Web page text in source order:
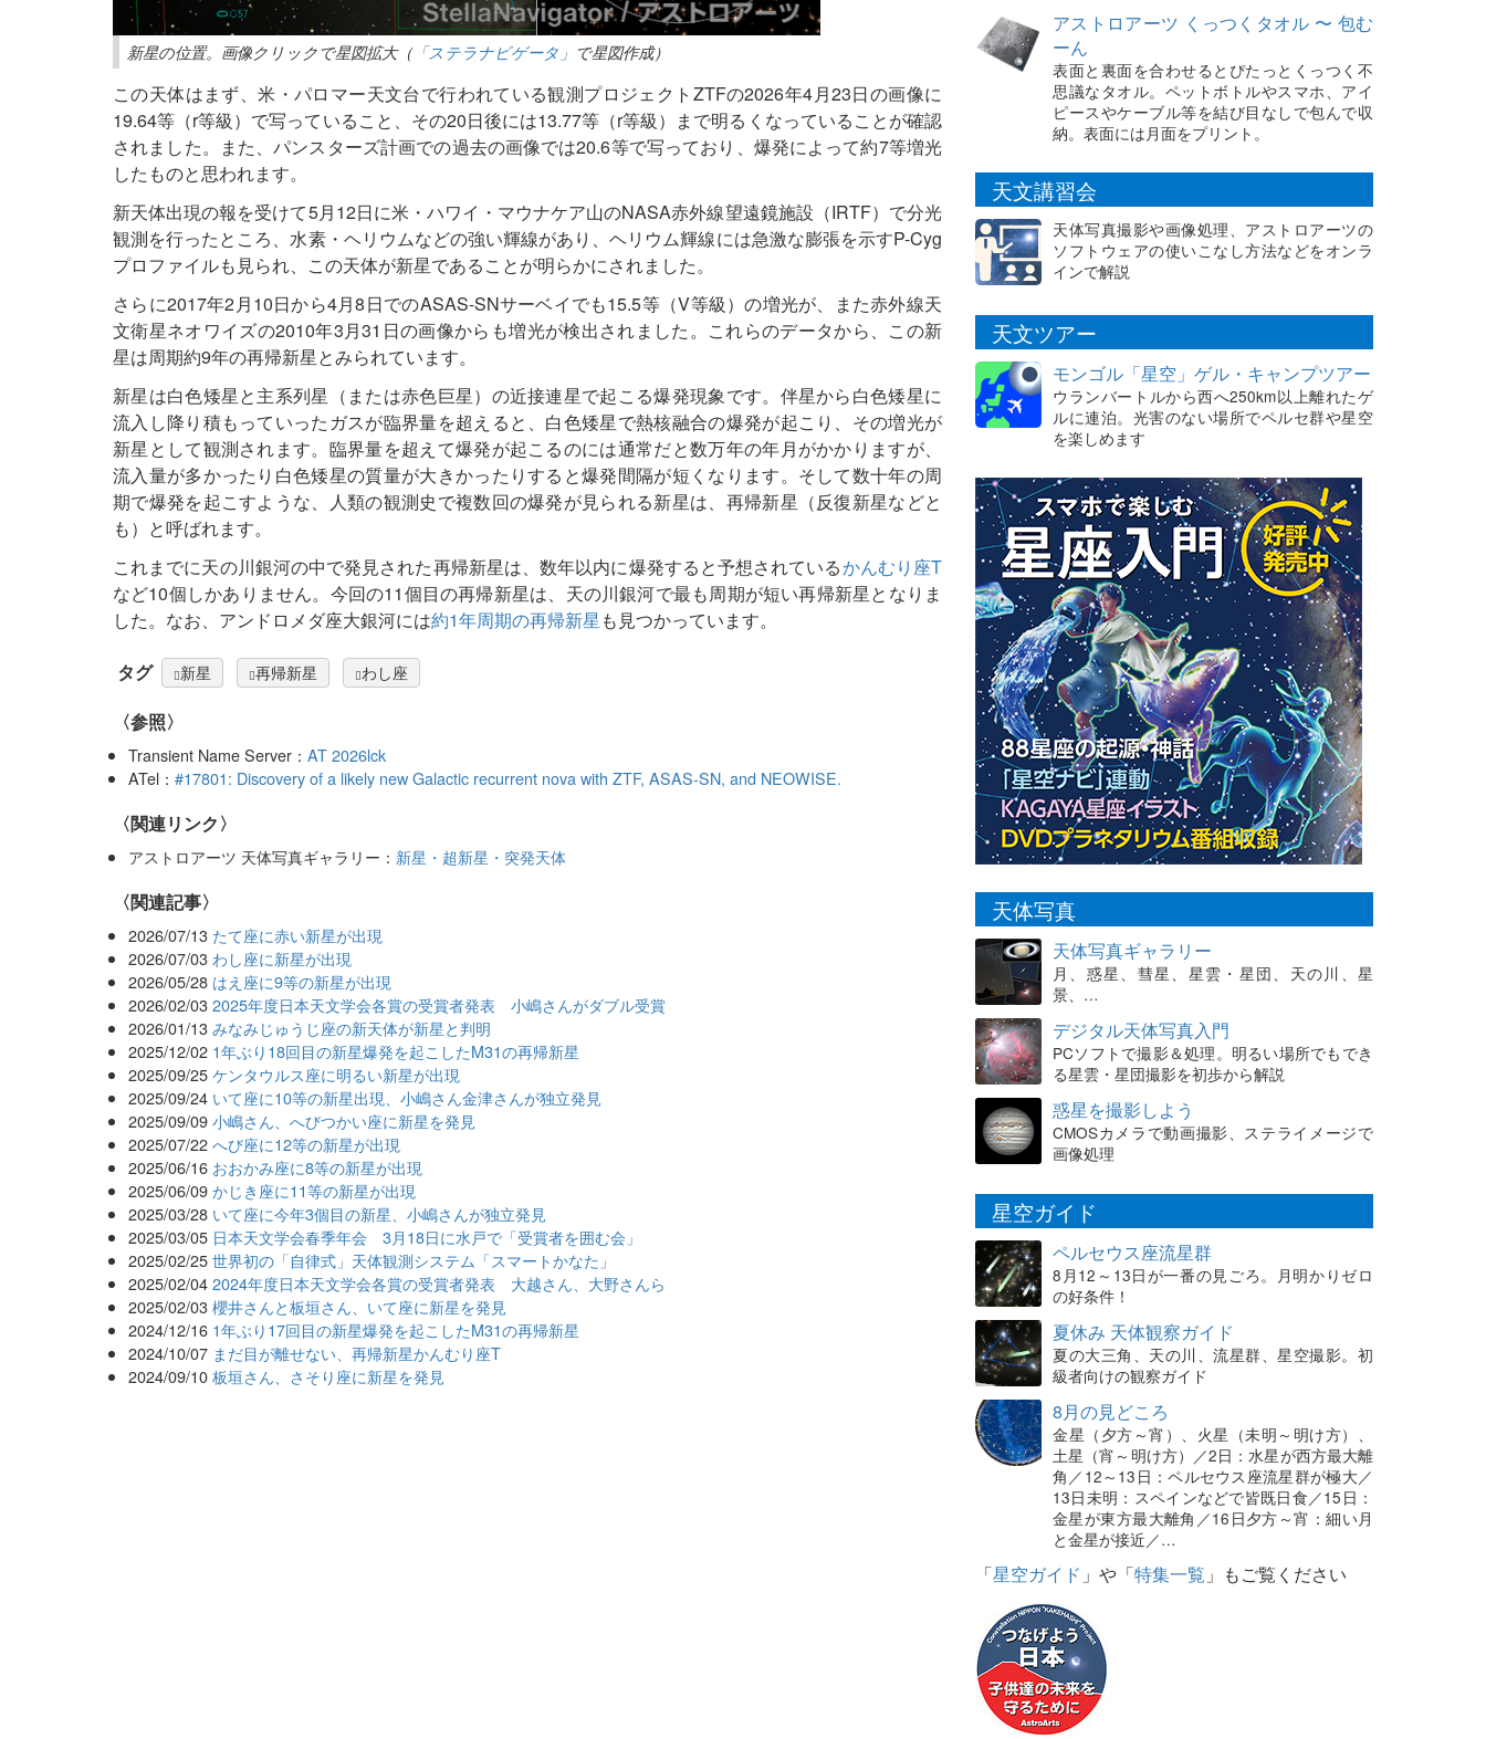
新星の位置。画像クリックで星図拡大（「ステラナビゲータ」 で星図作成）
この天体はまず、米・パロマー天文台で行われている観測プロジェクトZTFの2026年4月23日の画像に
19.64等（r等級）で写っていること、その20日後には13.77等（r等級）まで明るくなっていることが確認
されました。また、パンスターズ計画での過去の画像では20.6等で写っており、爆発によって約7等増光
したものと思われます。
新天体出現の報を受けて5月12日に米・ハワイ・マウナケア山のNASA赤外線望遠鏡施設（IRTF）で分光
観測を行ったところ、水素・ヘリウムなどの強い輝線があり、ヘリウム輝線には急激な膨張を示すP-Cyg
プロファイルも見られ、この天体が新星であることが明らかにされました。
さらに2017年2月10日から4月8日でのASAS-SNサーベイでも15.5等（V等級）の増光が、また赤外線天
文衛星ネオワイズの2010年3月31日の画像からも増光が検出されました。これらのデータから、この新
星は周期約9年の再帰新星とみられています。
新星は白色矮星と主系列星（または赤色巨星）の近接連星で起こる爆発現象です。伴星から白色矮星に
流入し降り積もっていったガスが臨界量を超えると、白色矮星で熱核融合の爆発が起こり、その増光が
新星として観測されます。臨界量を超えて爆発が起こるのには通常だと数万年の年月がかかりますが、
流入量が多かったり白色矮星の質量が大きかったりすると爆発間隔が短くなります。そして数十年の周
期で爆発を起こすような、人類の観測史で複数回の爆発が見られる新星は、再帰新星（反復新星などと
も）と呼ばれます。
これまでに天の川銀河の中で発見された再帰新星は、数年以内に爆発すると予想されているかんむり座T
など10個しかありません。今回の11個目の再帰新星は、天の川銀河で最も周期が短い再帰新星となりま
した。なお、アンドロメダ座大銀河には約1年周期の再帰新星 も見つかっています。
タグ 新星 再帰新星 わし座
〈参照〉
Transient Name Server：AT 2026lck
ATel：#17801: Discovery of a likely new Galactic recurrent nova with ZTF, ASAS-SN, and NEOWISE.
〈関連リンク〉
アストロアーツ 天体写真ギャラリー： 新星・超新星・突発天体
関連記事
2026/07/13 たて座に赤い新星が出現
2026/07/03 わし座に新星が出現
2026/05/28 はえ座に9等の新星が出現
2026/02/03 2025年度日本天文学会各賞の受賞者発表 小嶋さんがダブル受賞
2026/01/13 みなみじゅうじ座の新天体が新星と判明
2025/12/02 1年ぶり18回目の新星爆発を起こしたM31の再帰新星
2025/09/25 ケンタウルス座に明るい新星が出現
2025/09/24 いて座に10等の新星出現、小嶋さん金津さんが独立発見
2025/09/09 小嶋さん、へびつかい座に新星を発見
2025/07/22 へび座に12等の新星が出現
2025/06/16 おおかみ座に8等の新星が出現
2025/06/09 かじき座に11等の新星が出現
2025/03/28 いて座に今年3個目の新星、小嶋さんが独立発見
2025/03/05 日本天文学会春季年会 3月18日に水戸で「受賞者を囲む会」
2025/02/25 世界初の「自律式」天体観測システム「スマートかなた」
2025/02/04 2024年度日本天文学会各賞の受賞者発表 大越さん、大野さんら
2025/02/03 櫻井さんと板垣さん、いて座に新星を発見
2024/12/16 1年ぶり17回目の新星爆発を起こしたM31の再帰新星
2024/10/07 まだ目が離せない、再帰新星かんむり座T
2024/09/10 板垣さん、さそり座に新星を発見
アストロアーツ くっつくタオル 〜 包む
ーん
表面と裏面を合わせるとぴたっとくっつく不
思議なタオル。ペットボトルやスマホ、アイ
ピースやケーブル等を結び目なしで包んで収
納。表面には月面をプリント。
天文講習会
天体写真撮影や画像処理、アストロアーツの
ソフトウェアの使いこなし方法などをオンラ
インで解説
天文ツアー
モンゴル「星空」ゲル・キャンプツアー
ウランバートルから西へ250km以上離れたゲ
ルに連泊。光害のない場所でペルセ群や星空
を楽しめます
天体写真
天体写真ギャラリー
月、惑星、彗星、星雲・星団、天の川、星
景、…
デジタル天体写真入門
PCソフトで撮影＆処理。明るい場所でもでき
る星雲・星団撮影を初歩から解説
惑星を撮影しよう
CMOSカメラで動画撮影、ステライメージで
画像処理
星空ガイド
ペルセウス座流星群
8月12～13日が一番の見ごろ。月明かりゼロ
の好条件！
夏休み 天体観察ガイド
夏の大三角、天の川、流星群、星空撮影。初
級者向けの観察ガイド
8月の見どころ
金星（夕方～宵）、火星（未明～明け方）、
土星（宵～明け方）／2日：水星が西方最大離
角／12～13日：ペルセウス座流星群が極大／
13日未明：スペインなどで皆既日食／15日：
金星が東方最大離角／16日夕方～宵：細い月
と金星が接近／…
「星空ガイド 」や「特集一覧 」もご覧ください